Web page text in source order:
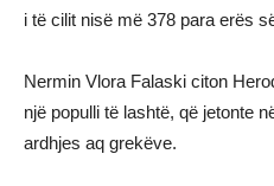
i të cilit nisë më 378 para erës
Nermin Vlora Falaski citon
një populli të lashtë, që jetonte
ardhjes aq grekëve.